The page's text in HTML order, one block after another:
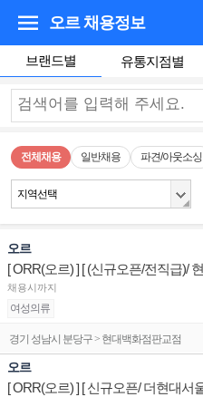
오르채용정보
브랜드별 유통지점별
전체채용 일반채용 파견/아웃소싱
지역선택
오르
채용시까지
여성의류
경기 성남시 분당구 > 현대백화점판교점
오르